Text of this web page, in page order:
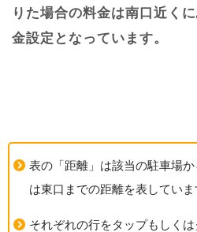
りた場合の料金は南口近く
金設定となっています。
表の「距離」は該当の駐車場
は東口までの距離を表していま
それぞれの行をタップもしく